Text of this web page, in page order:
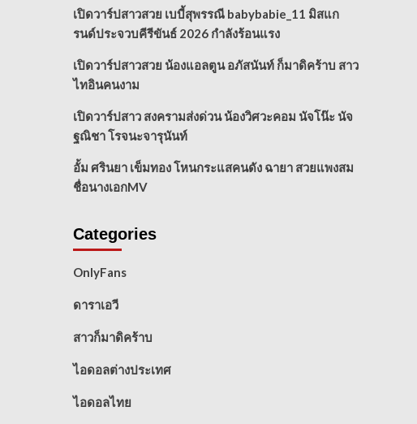
เปิดวาร์ปสาวสวย เบบี้สุพรรณี babybabie_11 มิสแก
รนด์ประจวบคีรีขันธ์ 2026 กำลังร้อนแรง
เปิดวาร์ปสาวสวย น้องแอลตูน อภัสนันท์ ก็มาดิคร้าบ สาว
ไทอินคนงาม
เปิดวาร์ปสาว สงครามส่งด่วน น้องวิศวะคอม นัจโน๊ะ นัจ
ฐณิชา โรจนะจารุนันท์
อั้ม ศรินยา เข็มทอง โหนกระแสคนดัง ฉายา สวยแพงสม
ชื่อนางเอกMV
Categories
OnlyFans
ดาราเอวี
สาวก็มาดิคร้าบ
ไอดอลต่างประเทศ
ไอดอลไทย